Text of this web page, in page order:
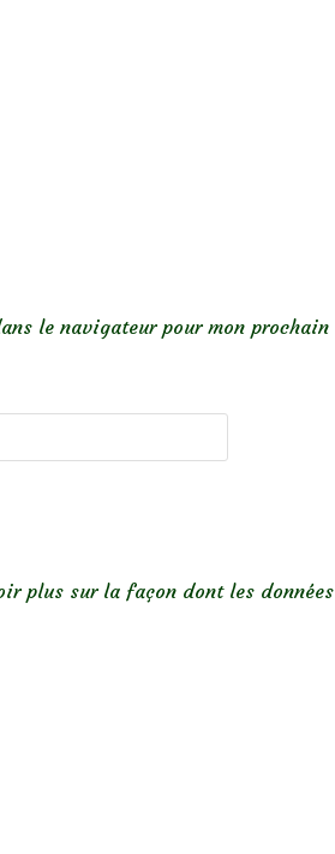
le navigateur pour mon prochain
plus sur la façon dont les données